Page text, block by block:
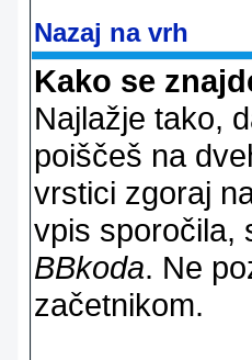
Nazaj na vrh
Kako se
Najlažje tako,
poiščeš na
vrstici zgoraj
vpis sporočila,
BBkoda. Ne
začetnikom.